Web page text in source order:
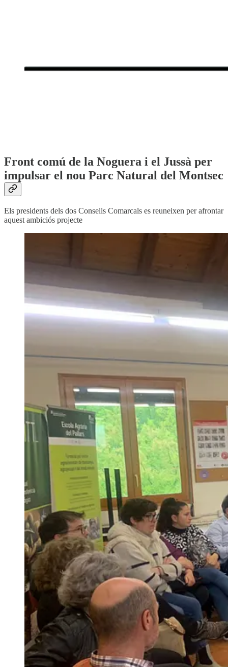
Front comú de la Noguera i el Jussà per
impulsar el nou Parc Natural del Montsec
Els presidents dels dos Consells Comarcals es reuneixen per afrontar
aquest ambiciós projecte